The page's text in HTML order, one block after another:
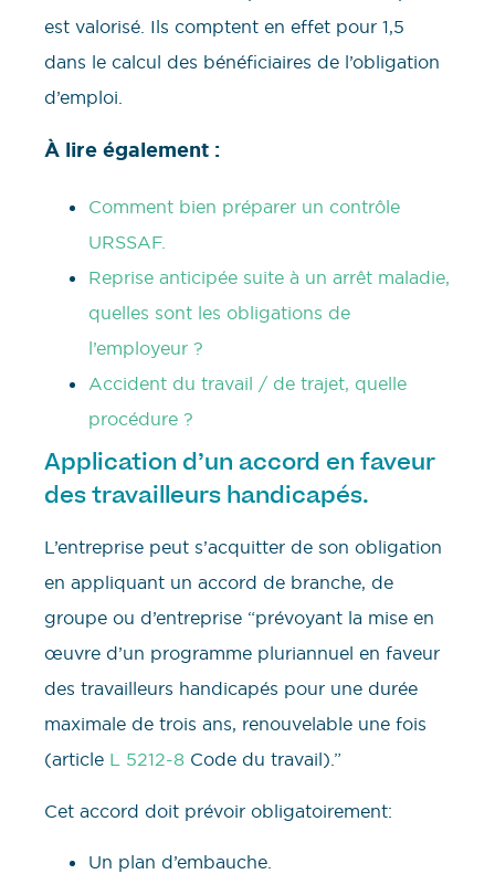
est valorisé. Ils comptent en effet pour 1,5
dans le calcul des bénéficiaires de l’obligation
d’emploi.
À lire également :
Comment bien préparer un contrôle
URSSAF.
Reprise anticipée suite à un arrêt maladie,
quelles sont les obligations de
l’employeur ?
Accident du travail / de trajet, quelle
procédure ?
Application d’un accord en faveur
des travailleurs handicapés.
L’entreprise peut s’acquitter de son obligation
en appliquant un accord de branche, de
groupe ou d’entreprise “prévoyant la mise en
œuvre d’un programme pluriannuel en faveur
des travailleurs handicapés pour une durée
maximale de trois ans, renouvelable une fois
(article L 5212-8 Code du travail).”
Cet accord doit prévoir obligatoirement:
Un plan d’embauche.